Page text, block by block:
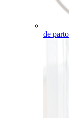
de parto